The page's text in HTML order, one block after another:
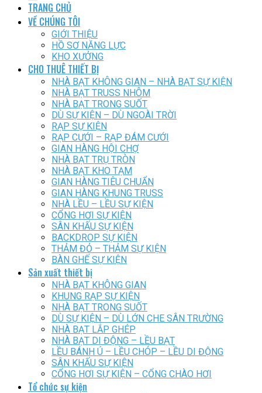
TRANG CHỦ
VỀ CHÚNG TÔI
GIỚI THIỆU
HỒ SƠ NĂNG LỰC
KHO XƯỞNG
CHO THUÊ THIẾT BỊ
NHÀ BẠT KHÔNG GIAN – NHÀ BẠT SỰ KIỆN
NHÀ BẠT TRUSS NHÔM
NHÀ BẠT TRONG SUỐT
DÙ SỰ KIỆN – DÙ NGOÀI TRỜI
RẠP SỰ KIỆN
RẠP CƯỚI – RẠP ĐÁM CƯỚI
GIAN HÀNG HỘI CHỢ
NHÀ BẠT TRỤ TRÒN
NHÀ BẠT KHO TẠM
GIAN HÀNG TIÊU CHUẨN
GIAN HÀNG KHUNG TRUSS
NHÀ LỀU – LỀU SỰ KIỆN
CỔNG HƠI SỰ KIỆN
SÂN KHẤU SỰ KIỆN
BACKDROP SỰ KIỆN
THẢM ĐỎ – THẢM SỰ KIỆN
BÀN GHẾ SỰ KIỆN
Sản xuất thiết bị
NHÀ BẠT KHÔNG GIAN
KHUNG RẠP SỰ KIỆN
NHÀ BẠT TRONG SUỐT
DÙ SỰ KIỆN – DÙ LỚN CHE SÂN TRƯỜNG
NHÀ BẠT LẮP GHÉP
NHÀ BẠT DI ĐỘNG – LỀU BẠT
LỀU BÁNH Ú – LỀU CHÓP – LỀU DI ĐỘNG
SÂN KHẤU SỰ KIỆN
CỔNG HƠI SỰ KIỆN – CỔNG CHÀO HƠI
Tổ chức sự kiện